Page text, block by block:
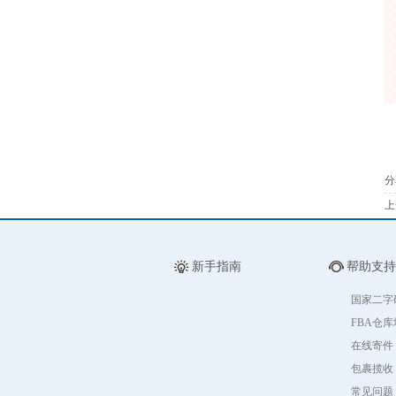
新手指南 帮助支持
国家二字
FBA仓库
在线寄件
包裹揽收
常见问题